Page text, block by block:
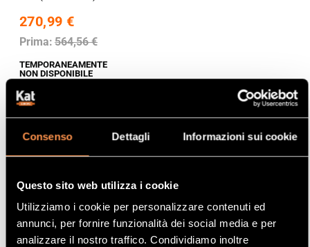
Consenso Dettagli Informazioni sui cookie
Questo sito web utilizza i cookie
Utilizziamo i cookie per personalizzare contenuti ed
annunci, per fornire funzionalità dei social media e per
analizzare il nostro traffico. Condividiamo inoltre
270,99 €
Prima: 564,56 €
TEMPORANEAMENTE
NON DISPONIBILE
Mostrare Per pagina